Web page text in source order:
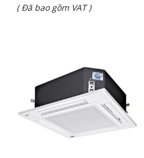
là:
Giá
₫ 28.850.000.
( Đã bao gồm VAT )